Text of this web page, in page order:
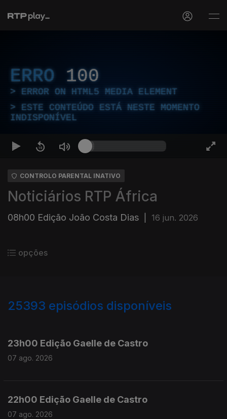
ERRO 100
ERROR ON HTML5 MEDIA ELEMENT
ESTE CONTEÚDO ESTÁ NESTE MOMENTO
INDISPONÍVEL
CONTROLO PARENTAL INATIVO
Noticiários RTP África
08h00 Edição João Costa Dias 16 jun. 2026
opções
25393 episódios disponíveis
23h00 Edição Gaelle de Castro
07 ago. 2026
22h00 Edição Gaelle de Castro
07 ago. 2026